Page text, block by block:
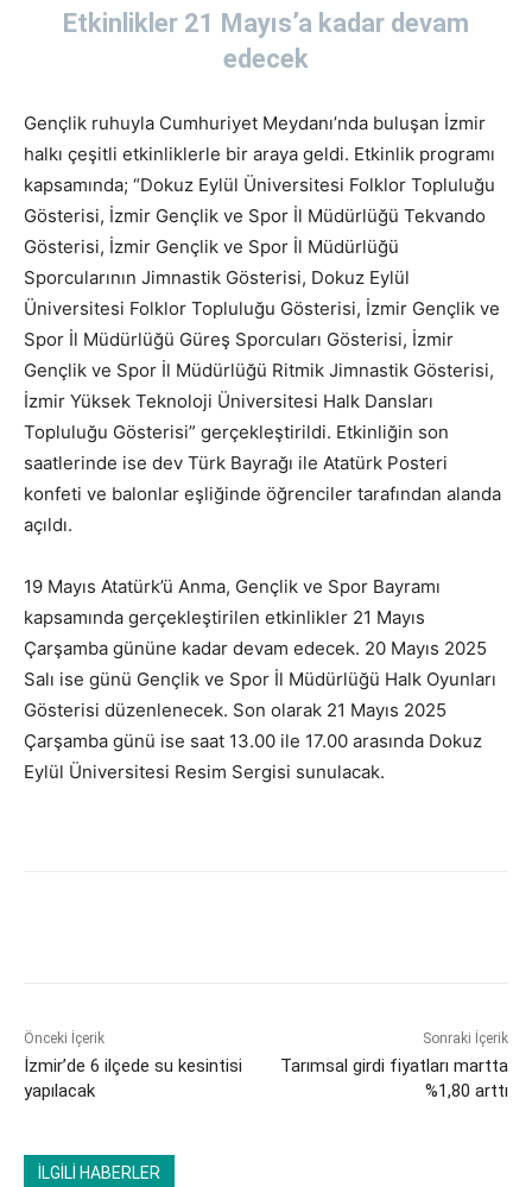
Etkinlikler 21 Mayıs’a kadar devam
edecek
Gençlik ruhuyla Cumhuriyet Meydanı’nda buluşan İzmir
halkı çeşitli etkinliklerle bir araya geldi. Etkinlik programı
kapsamında; “Dokuz Eylül Üniversitesi Folklor Topluluğu
Gösterisi, İzmir Gençlik ve Spor İl Müdürlüğü Tekvando
Gösterisi, İzmir Gençlik ve Spor İl Müdürlüğü
Sporcularının Jimnastik Gösterisi, Dokuz Eylül
Üniversitesi Folklor Topluluğu Gösterisi, İzmir Gençlik ve
Spor İl Müdürlüğü Güreş Sporcuları Gösterisi, İzmir
Gençlik ve Spor İl Müdürlüğü Ritmik Jimnastik Gösterisi,
İzmir Yüksek Teknoloji Üniversitesi Halk Dansları
Topluluğu Gösterisi” gerçekleştirildi. Etkinliğin son
saatlerinde ise dev Türk Bayrağı ile Atatürk Posteri
konfeti ve balonlar eşliğinde öğrenciler tarafından alanda
açıldı.
19 Mayıs Atatürk’ü Anma, Gençlik ve Spor Bayramı
kapsamında gerçekleştirilen etkinlikler 21 Mayıs
Çarşamba gününe kadar devam edecek. 20 Mayıs 2025
Salı ise günü Gençlik ve Spor İl Müdürlüğü Halk Oyunları
Gösterisi düzenlenecek. Son olarak 21 Mayıs 2025
Çarşamba günü ise saat 13.00 ile 17.00 arasında Dokuz
Eylül Üniversitesi Resim Sergisi sunulacak.
Önceki İçerik
İzmir’de 6 ilçede su kesintisi
yapılacak
Sonraki İçerik
Tarımsal girdi fiyatları martta
%1,80 arttı
İLGİLİ HABERLER